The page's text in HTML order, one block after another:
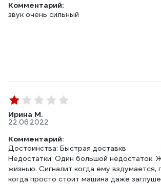
Комментарий:
звук очень сильный
Ирина М.
22.06.2022
Комментарий:
Достоинства: Быстрая доставкв
Недостатки: Один большой недостаток.
жизнью. Сигналит когда ему вздумается,
когда просто стоит машина даже